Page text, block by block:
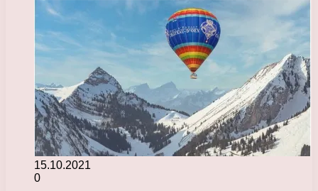
15.10.2021
0